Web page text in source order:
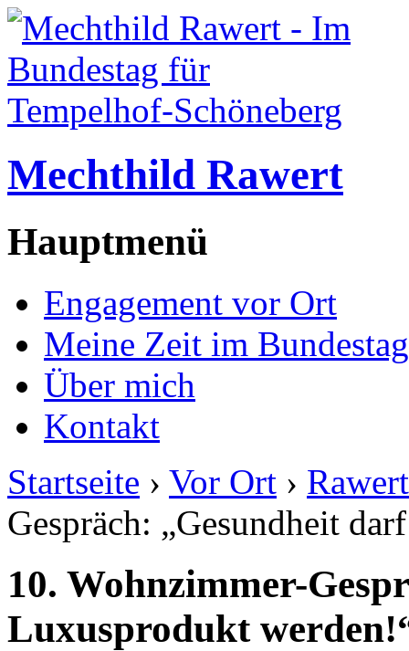
Mechthild Rawert
Hauptmenü
Engagement vor Ort
Meine Zeit im Bundestag
Über mich
Kontakt
Startseite › Vor Ort ›
Gespräch: „Gesundheit
10. Wohnzimmer-
Luxusprodukt